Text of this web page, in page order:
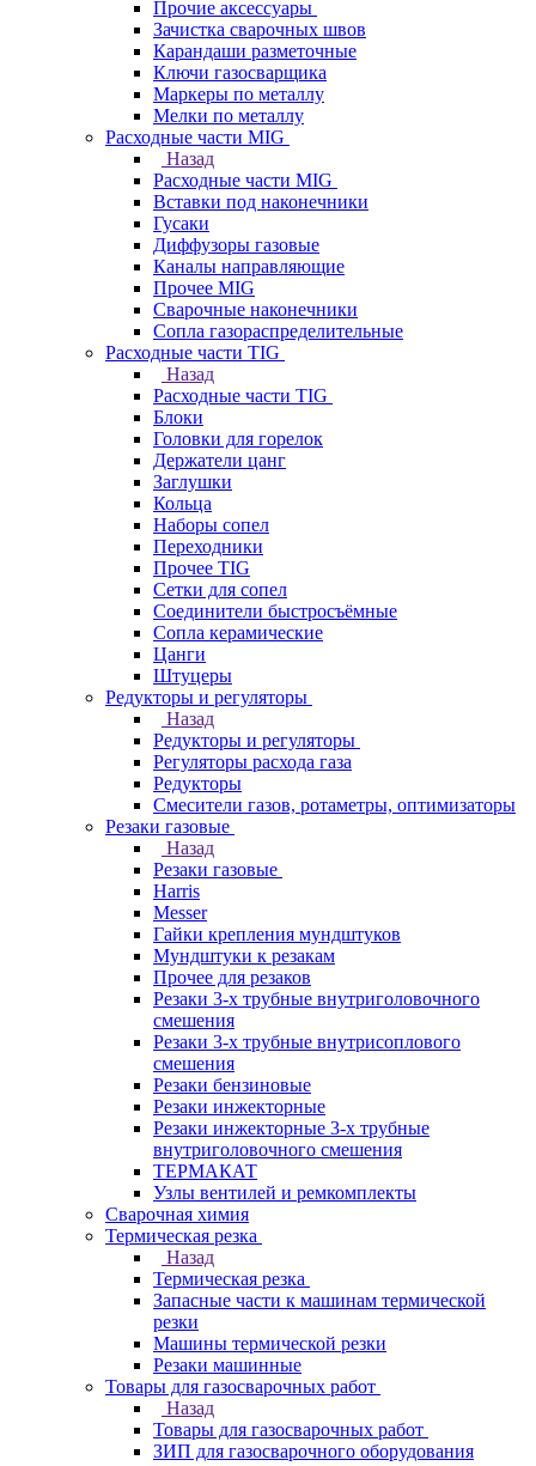
Прочие аксессуары
Зачистка сварочных швов
Карандаши разметочные
Ключи газосварщика
Маркеры по металлу
Мелки по металлу
Расходные части MIG
Назад
Расходные части MIG
Вставки под наконечники
Гусаки
Диффузоры газовые
Каналы направляющие
Прочее MIG
Сварочные наконечники
Сопла газораспределительные
Расходные части TIG
Назад
Расходные части TIG
Блоки
Головки для горелок
Держатели цанг
Заглушки
Кольца
Наборы сопел
Переходники
Прочее TIG
Сетки для сопел
Соединители быстросъёмные
Сопла керамические
Цанги
Штуцеры
Редукторы и регуляторы
Назад
Редукторы и регуляторы
Регуляторы расхода газа
Редукторы
Смесители газов, ротаметры, оптимизаторы
Резаки газовые
Назад
Резаки газовые
Harris
Messer
Гайки крепления мундштуков
Мундштуки к резакам
Прочее для резаков
Резаки 3-х трубные внутриголовочного
смешения
Резаки 3-х трубные внутрисоплового
смешения
Резаки бензиновые
Резаки инжекторные
Резаки инжекторные 3-х трубные
внутриголовочного смешения
ТЕРМАКАТ
Узлы вентилей и ремкомплекты
Сварочная химия
Термическая резка
Назад
Термическая резка
Запасные части к машинам термической
резки
Машины термической резки
Резаки машинные
Товары для газосварочных работ
Назад
Товары для газосварочных работ
ЗИП для газосварочного оборудования